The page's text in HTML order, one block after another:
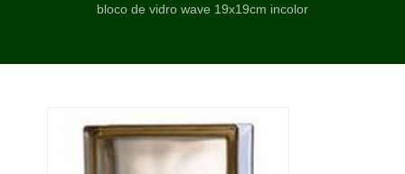
bloco de vidro wave 19x19cm incolor